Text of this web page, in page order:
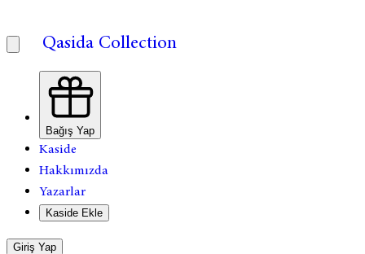
Qasida Collection
Bağış Yap
Kaside
Hakkımızda
Yazarlar
Kaside Ekle
Giriş Yap